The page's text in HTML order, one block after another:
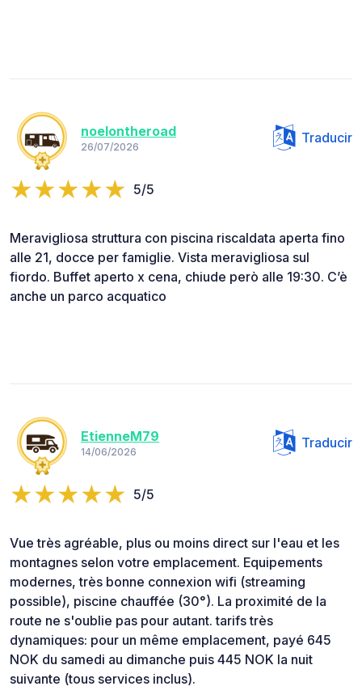
noelontheroad
26/07/2026
Traducir
5/5
Meravigliosa struttura con piscina riscaldata aperta fino
alle 21, docce per famiglie. Vista meravigliosa sul
fiordo. Buffet aperto x cena, chiude però alle 19:30. C’è
anche un parco acquatico
EtienneM79
14/06/2026
Traducir
5/5
Vue très agréable, plus ou moins direct sur l'eau et les
montagnes selon votre emplacement. Equipements
modernes, très bonne connexion wifi (streaming
possible), piscine chauffée (30°). La proximité de la
route ne s'oublie pas pour autant. tarifs très
dynamiques: pour un même emplacement, payé 645
NOK du samedi au dimanche puis 445 NOK la nuit
suivante (tous services inclus).